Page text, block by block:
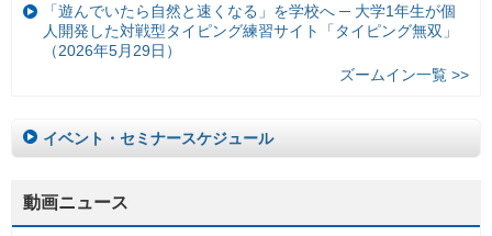
「遊んでいたら自然と速くなる」を学校へ ─ 大学1年生が個
人開発した対戦型タイピング練習サイト「タイピング無双」
（2026年5月29日）
ズームイン一覧 >>
イベント・セミナースケジュール
動画ニュース